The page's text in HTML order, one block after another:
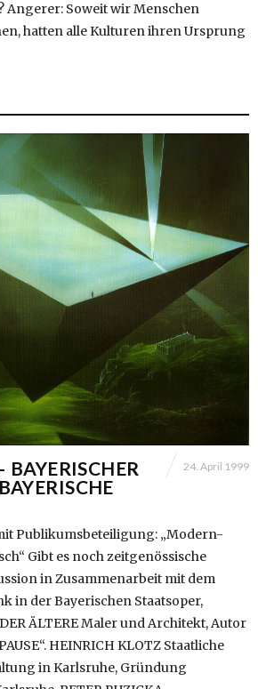
Angerer: Soweit wir Menschen
hatten alle Kulturen ihren Ursprung
BAYERISCHER
24. April 1999
Publikumsbeteiligung: „Modern-
Gibt es noch zeitgenössische
in Zusammenarbeit mit dem
in der Bayerischen Staatsoper,
ÄLTERE Maler und Architekt, Autor
HEINRICH KLOTZ Staatliche
in Karlsruhe, Gründung